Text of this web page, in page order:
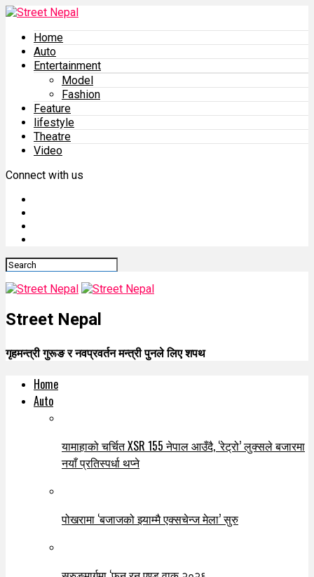
Home
Auto
Entertainment
Model
Fashion
Feature
lifestyle
Theatre
Video
Connect with us
Street Nepal
गृहमन्त्री गुरूङ र नवप्रवर्तन मन्त्री पुनले लिए शपथ
Home
Auto
यामाहाको चर्चित XSR 155 नेपाल आउँदै, ‘रेट्रो’ लुक्सले बजारमा
नयाँ प्रतिस्पर्धा थप्ने
पोखरामा ‘बजाजको झ्याम्मै एक्सचेन्ज मेला’ सुरु